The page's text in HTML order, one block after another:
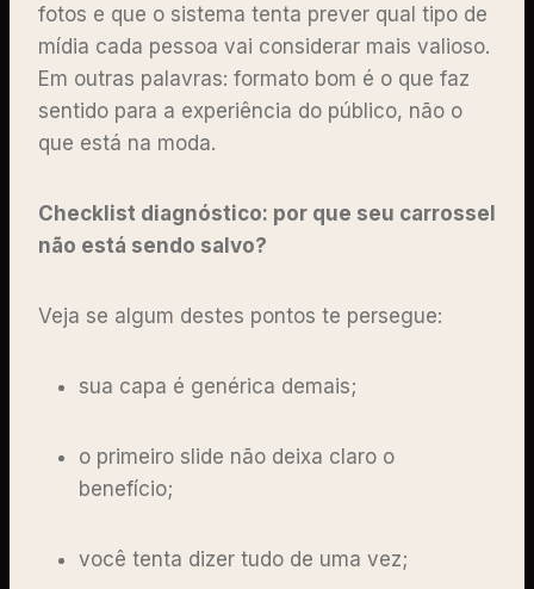
fotos e que o sistema tenta prever qual tipo de
mídia cada pessoa vai considerar mais valioso.
Em outras palavras: formato bom é o que faz
sentido para a experiência do público, não o
que está na moda.
Checklist diagnóstico: por que seu carrossel
não está sendo salvo?
Veja se algum destes pontos te persegue:
sua capa é genérica demais;
o primeiro slide não deixa claro o
benefício;
você tenta dizer tudo de uma vez;